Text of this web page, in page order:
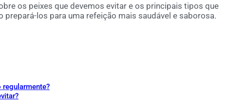
os peixes que devemos evitar e os principais tipos que
los para uma refeição mais saudável e saborosa.